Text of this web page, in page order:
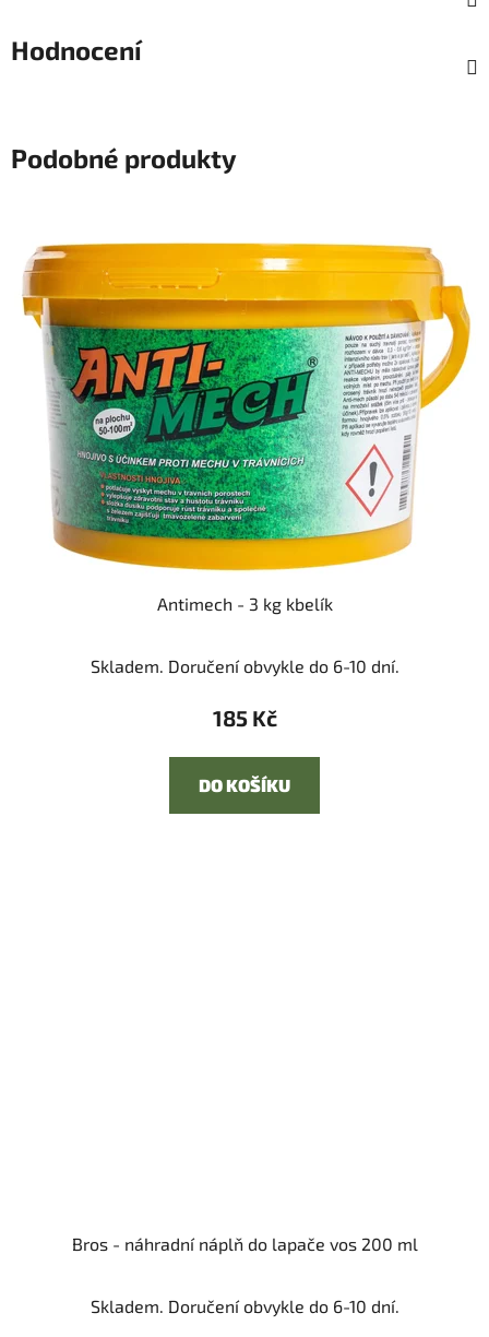
Hodnocení
Podobné produkty
Antimech - 3 kg kbelík
Skladem. Doručení obvykle do 6-10 dní.
185 Kč
DO KOŠÍKU
Bros - náhradní náplň do lapače vos 200 ml
Skladem. Doručení obvykle do 6-10 dní.